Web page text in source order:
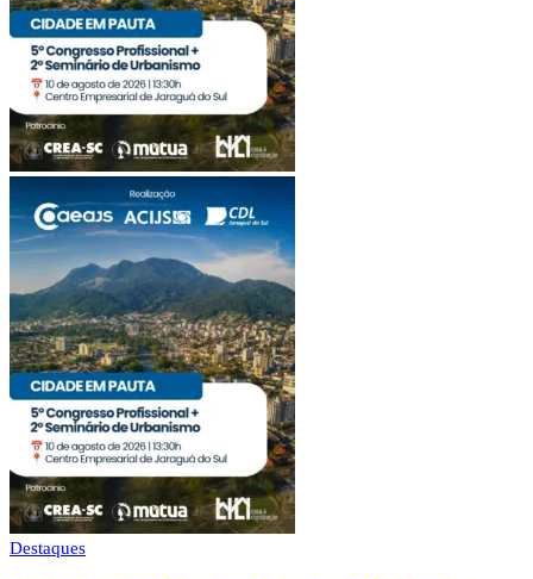
Destaques